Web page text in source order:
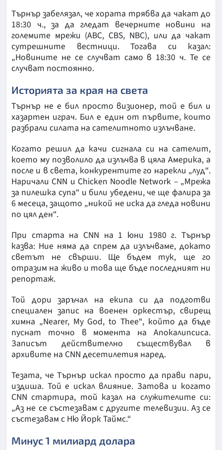
Търнър забелязал, че хората трябва да чакат до
18:30 ч., за да гледат вечерните новини на
големите мрежи (ABC, CBS, NBC), или да чакат
сутрешните вестници. Тогава си казал:
„Новините не се случват само в 18:30 ч. Те се
случват постоянно.
Историята за края на света
Търнър не е бил просто визионер, той е бил и
хазартен играч. Бил е един от първите, които
разбрали силата на сателитното излъчване.
Когато решил да качи сигнала си на сателит,
което му позволило да излъчва в цяла Америка, а
после и в света, конкурентите го нарекли „луд“.
Наричали CNN и Chicken Noodle Network – „Мрежа
за пилешка супа“ и били убедени, че ще фалира за
6 месеца, защото „никой не иска да гледа новини
по цял ден“.
При старта на CNN на 1 юни 1980 г. Търнър
казва: Ние няма да спрем да излъчваме, докато
светът не свърши. Ще бъдем тук, ще го
отразим на живо и това ще бъде последният ни
репортаж.
Той дори заръчал на екипа си да подготви
специален запис на военен оркестър, свирещ
химна „Nearer, My God, to Thee“, който да бъде
пуснат точно в момента на Апокалипсиса.
Записът действително съществувал в
архивите на CNN десетилетия наред.
Тезата, че Търнър искал просто да прави пари,
издиша. Той е искал влияние. Затова и когато
CNN стартира, той казал на служителите си:
„Аз не се състезавам с другите телевизии. Аз се
състезавам с Ню Йорк Таймс.“
Минус 1 милиард долара